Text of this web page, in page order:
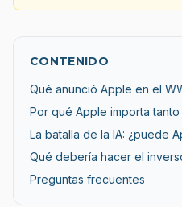
CONTENIDO
Qué anunció Apple en el
Por qué Apple importa
La batalla de la IA: ¿puede
Qué debería hacer el
Preguntas frecuentes